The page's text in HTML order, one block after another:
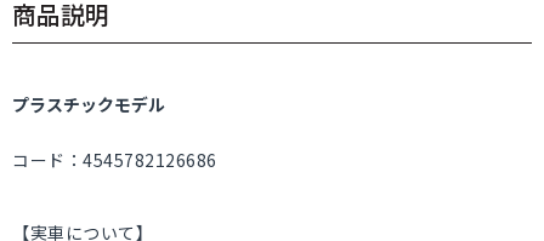
商品説明
プラスチックモデル
コード：4545782126686
【実車について】